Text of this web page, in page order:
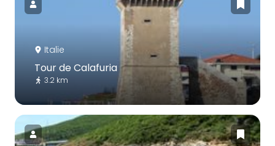
Italie
Tour de Calafuria
3.2 km